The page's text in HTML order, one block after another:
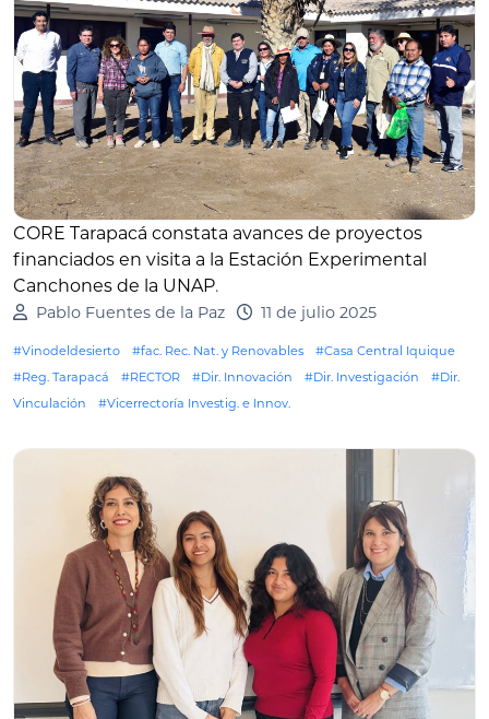
CORE Tarapacá constata avances de proyectos
financiados en visita a la Estación Experimental
Canchones de la UNAP.
Pablo Fuentes de la Paz 11 de julio 2025
#Vinodeldesierto #fac. Rec. Nat. y Renovables
#Casa Central Iquique
#Reg. Tarapacá
#RECTOR #Dir. Innovación #Dir. Investigación
#Dir.
Vinculación
#Vicerrectoría Investig. e Innov.